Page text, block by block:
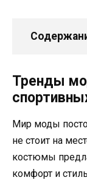
Тренды
Мир моды
не стоит на
костюмы
комфорт и